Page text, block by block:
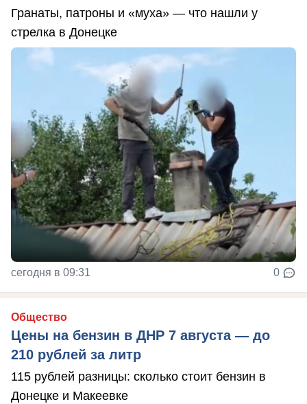
Гранаты, патроны и «муха» — что нашли у
стрелка в Донецке
сегодня в 09:31 0
Общество
Цены на бензин в ДНР 7 августа — до
210 рублей за литр
115 рублей разницы: сколько стоит бензин в
Донецке и Макеевке